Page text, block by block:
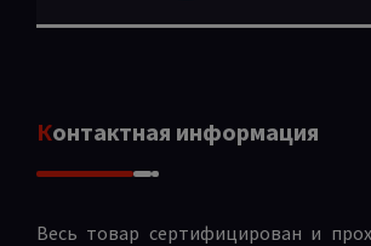
Контактная информация
Весь товар сертифицирован и